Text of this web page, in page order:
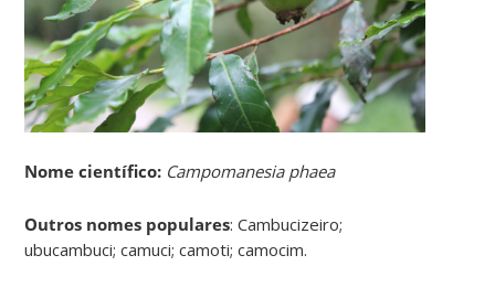
Nome científico: Campomanesia phaea
Outros nomes populares: Cambucizeiro;
ubucambuci; camuci; camoti; camocim.